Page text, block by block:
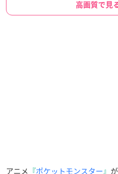
高画質で見
アニメ 『ポケットモンスター』